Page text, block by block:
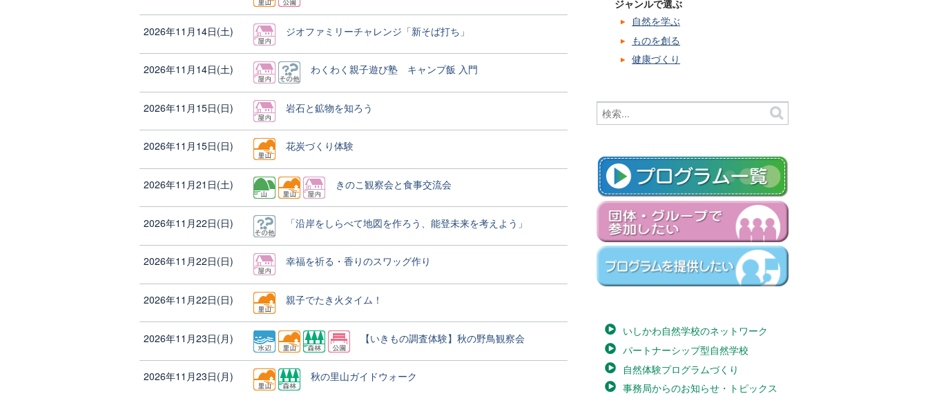
2026年11月14日(土) ジオファミリーチャレンジ「新そば打ち」
2026年11月14日(土) わくわく親子遊び塾 キャンプ飯 入門
2026年11月15日(日) 岩石と鉱物を知ろう
2026年11月15日(日) 花炭づくり体験
2026年11月21日(土) きのこ観察会と食事交流会
2026年11月22日(日) 「沿岸をしらべて地図を作ろう、能登未来を考えよう」
2026年11月22日(日) 幸福を祈る・香りのスワッグ作り
2026年11月22日(日) 親子でたき火タイム！
2026年11月23日(月) 【いきもの調査体験】秋の野鳥観察会
2026年11月23日(月) 秋の里山ガイドウォーク
ジャンルで選ぶ
自然を学ぶ
ものを創る
健康づくり
いしかわ自然学校のネットワーク
パートナーシップ型自然学校
自然体験プログラムづくり
事務局からのお知らせ・トピックス